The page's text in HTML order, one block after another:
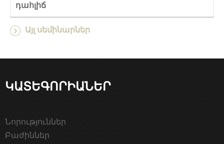
դահլիճ
Այլ սեմինարներ
ԿԱՏԵԳՈՐԻԱՆԵՐ
Նորություններ
Բաժիններ